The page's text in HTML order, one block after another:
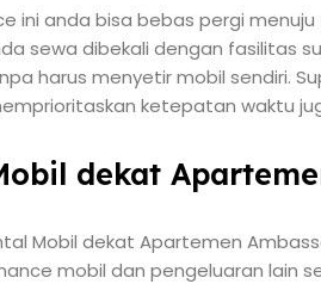
ini anda bisa bebas pergi
sewa dibekali dengan fasilitas
harus menyetir mobil sendiri.
ketepatan waktu
dekat
Mobil dekat Apartemen
mobil dan pengeluaran lain